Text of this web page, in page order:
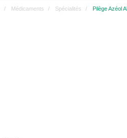
Médicaments Spécialités Pilège Azéol